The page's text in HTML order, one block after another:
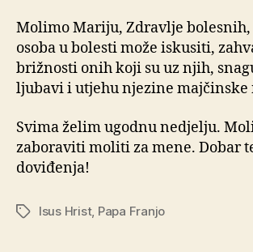
Molimo Mariju, Zdravlje bolesnih,
osoba u bolesti može iskusiti,
brižnosti onih koji su uz njih,
ljubavi i utjehu njezine majčinske
Svima želim ugodnu nedjelju.
zaboraviti moliti za mene. Dobar
doviđenja!
OznakeIsus Hrist, Papa Franjo